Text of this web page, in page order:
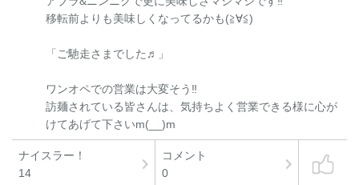
移転前よりも美味しくなってるかも(≧∀≦)
「ご馳走さまでした♬」
ワンオペでの営業は大変そう‼︎
訪麺されている皆さんは、気持ちよく営業できる様に心が
けてあげて下さいm(__)m
ナイスラー！
14
コメント
0